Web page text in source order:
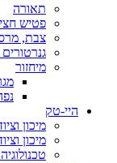
תאורה
פטיש
צבת,
מיחזור
היי-טק
מיכון
מיכון